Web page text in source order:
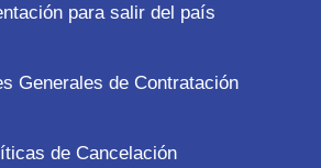
para salir del país
Generales de Contratación
de Cancelación